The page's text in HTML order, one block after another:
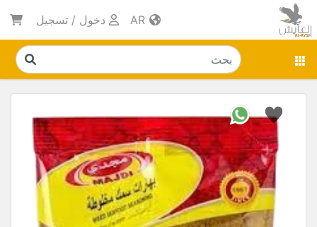
دخول / تسجيل